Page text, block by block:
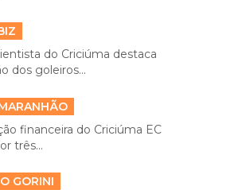
do Criciúma destaca
dos goleiros...
financeira do Criciúma EC
três...
GORINI